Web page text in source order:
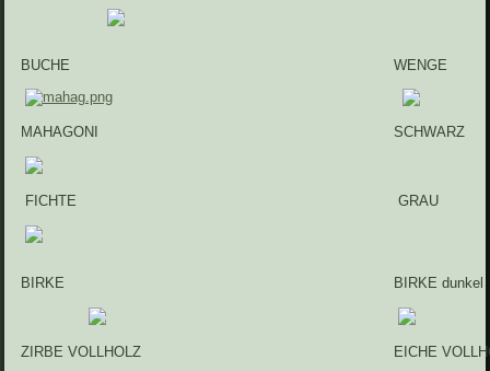
BUCHE WENGE
MAHAGONI SCHWARZ
FICHTE GRAU
BIRKE BIRKE dunkel
ZIRBE VOLLHOLZ
EICHE